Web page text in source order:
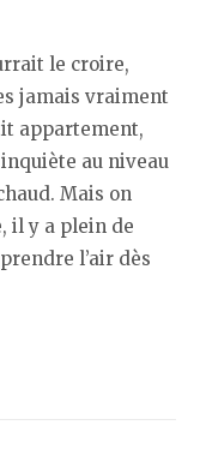
le croire,
jamais vraiment
appartement,
au niveau
Mais on
il y a plein de
l’air dès